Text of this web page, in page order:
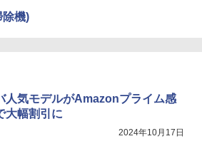
除機)
人気モデルがAmazonプライム感
大幅割引に
2024年10月17日